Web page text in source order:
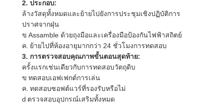
ข่าว
ขอ
ใบ
2. ประกอบ:
ล้างวัสดุทั้งหมดและย้ายไปยังการประชุมเชิงปฏิบัติการ
ปราศจากฝุ่น
ข Assamble ด้วยถุงมือและเครื่องมือป้องกันไฟฟ้าสถิตย์
ค. ย้ายไปที่ห้องอายุมากกว่า 24 ชั่วโมงการทดสอบ
3. การตรวจสอบคุณภาพขั้นตอนสุดท้าย:
ครั้งแรกเช่นเดียวกับการทดสอบวัตถุดิบ
ข ทดสอบเอฟเฟกต์การเล่น
ค. ทดสอบซอฟต์แวร์ที่รองรับหรือไม่
d ตรวจสอบอุปกรณ์เสริมทั้งหมด